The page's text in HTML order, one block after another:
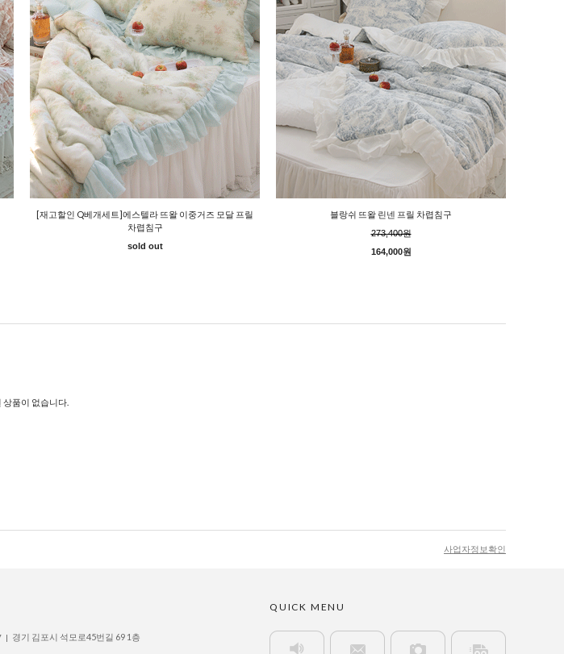
[재고할인 Q베개세트]에스텔라 뜨왈 이중거즈 모달 프릴
차렵침구
sold out
블랑쉬 뜨왈 린넨 프릴 차렵침구
273,400원
164,000원
상품이 없습니다.
사업자정보확인
| 경기 김포시 석모로45번길 69 1층
QUICK MENU